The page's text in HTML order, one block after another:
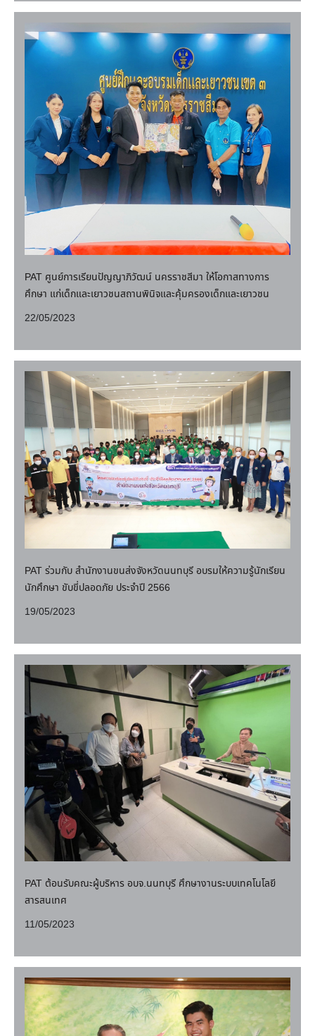
PAT ศูนย์การเรียนปัญญาภิวัฒน์ นครราชสีมา ให้โอกาสทางการ
ศึกษา แก่เด็กและเยาวชนสถานพินิจและคุ้มครองเด็กและเยาวชน
22/05/2023
PAT ร่วมกับ สำนักงานขนส่งจังหวัดนนทบุรี อบรมให้ความรู้นักเรียน
นักศึกษา ขับขี่ปลอดภัย ประจำปี 2566
19/05/2023
PAT ต้อนรับคณะผู้บริหาร อบจ.นนทบุรี ศึกษางานระบบเทคโนโลยี
สารสนเทศ
11/05/2023